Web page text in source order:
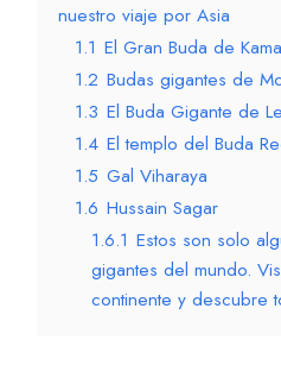
nuestro viaje por Asia
1.1 El Gran Buda de
1.2 Budas gigantes de
1.3 El Buda Gigante de
1.4 El templo del Buda
1.5 Gal Viharaya
1.6 Hussain Sagar
1.6.1 Estos son solo
gigantes del mundo.
continente y descubre